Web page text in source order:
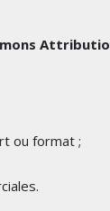
ou format ;